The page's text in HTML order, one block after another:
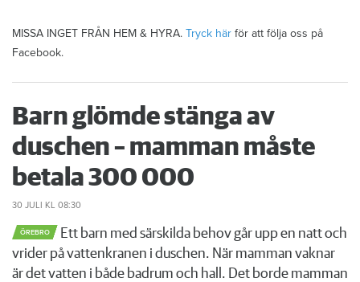
MISSA INGET FRÅN HEM & HYRA. Tryck här för att följa oss på
Facebook.
Barn glömde stänga av
duschen – mamman måste
betala 300 000
30 JULI KL 08:30
ÖREBRO
Ett barn med särskilda behov går upp en natt och
vrider på vattenkranen i duschen. När mamman vaknar
är det vatten i både badrum och hall. Det borde mamman